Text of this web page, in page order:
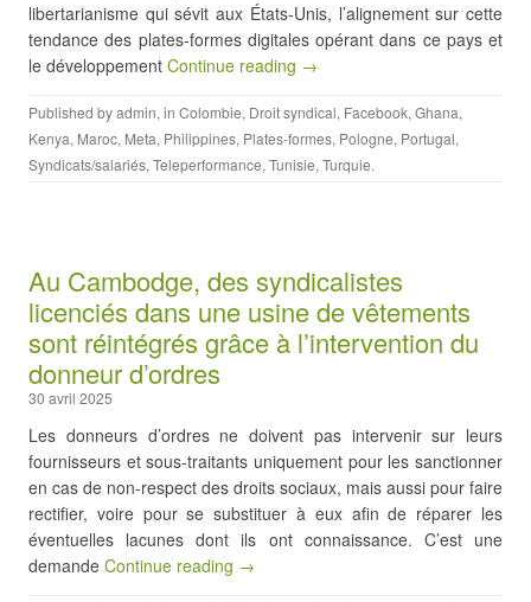
libertarianisme qui sévit aux États-Unis, l’alignement sur cette
tendance des plates-formes digitales opérant dans ce pays et
le développement Continue reading →
Published byadmin, in Colombie, Droit syndical, Facebook, Ghana,
Kenya, Maroc, Meta, Philippines, Plates-formes, Pologne, Portugal,
Syndicats/salariés, Teleperformance, Tunisie, Turquie.
Au Cambodge, des syndicalistes
licenciés dans une usine de vêtements
sont réintégrés grâce à l’intervention du
donneur d’ordres
30 avril 2025
Les donneurs d’ordres ne doivent pas intervenir sur leurs
fournisseurs et sous-traitants uniquement pour les sanctionner
en cas de non-respect des droits sociaux, mais aussi pour faire
rectifier, voire pour se substituer à eux afin de réparer les
éventuelles lacunes dont ils ont connaissance. C’est une
demande Continue reading →